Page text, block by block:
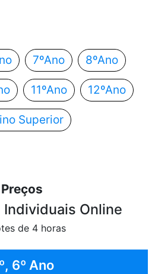
7ºAno 8ºAno
11ºAno 12ºAno
Superior
Preços
Individuais Online
de 4 horas
6º Ano